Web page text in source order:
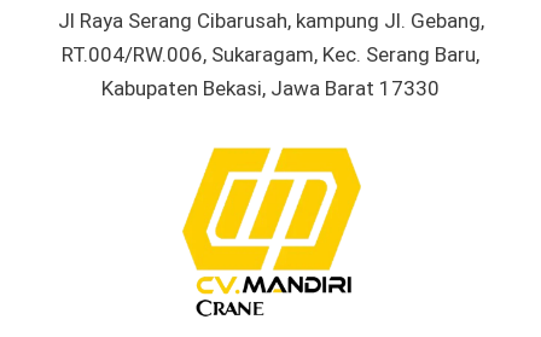
Jl Raya Serang Cibarusah, kampung Jl. Gebang,
RT.004/RW.006, Sukaragam, Kec. Serang Baru,
Kabupaten Bekasi, Jawa Barat 17330